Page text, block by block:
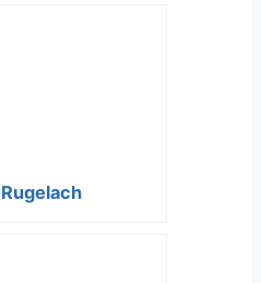
Rugelach